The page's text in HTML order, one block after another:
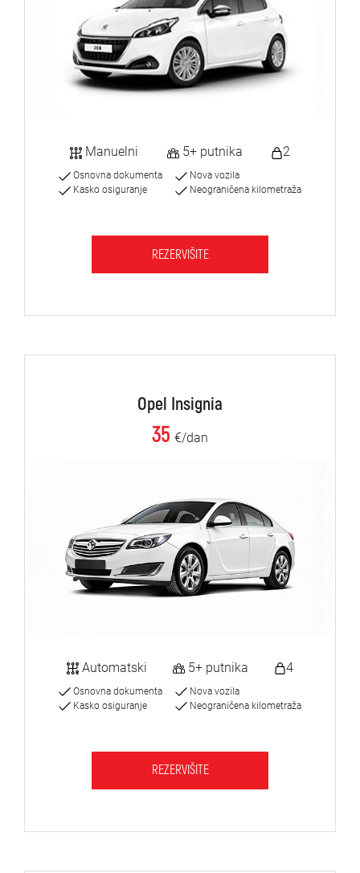
Manuelni 5+ putnika 2
Osnovna dokumenta
Kasko osiguranje
Nova vozila
Neograničena kilometraža
REZERVIŠITE
Opel Insignia
35 €/dan
Automatski 5+ putnika 4
Osnovna dokumenta
Kasko osiguranje
Nova vozila
Neograničena kilometraža
REZERVIŠITE